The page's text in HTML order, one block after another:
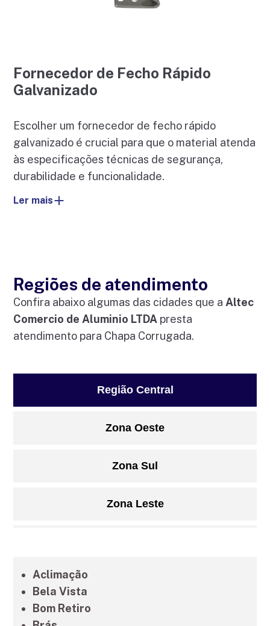
Fornecedor de Fecho Rápido
Galvanizado
Escolher um fornecedor de fecho rápido
galvanizado é crucial para que o material atenda
às especificações técnicas de segurança,
durabilidade e funcionalidade.
Ler mais
Regiões de atendimento
Confira abaixo algumas das cidades que a Altec
Comercio de Aluminio LTDA presta
atendimento para Chapa Corrugada.
Região Central
Zona Oeste
Zona Sul
Zona Leste
Litoral de São Paulo
Aclimação
Bela Vista
Bom Retiro